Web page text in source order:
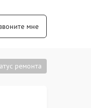
мне
ремонта